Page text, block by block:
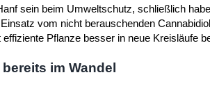
sein beim Umweltschutz, schließlich
vom nicht berauschenden
Pflanze besser in neue Kreisläufe
im Wandel